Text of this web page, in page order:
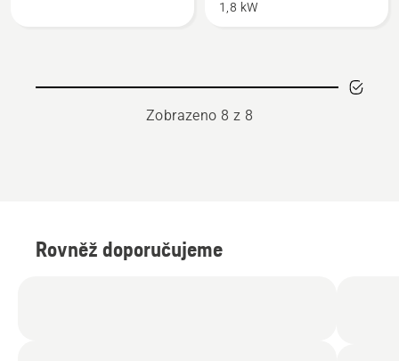
bez1,8 kW
Zobrazeno 8 z 8
Rovněž doporučujeme